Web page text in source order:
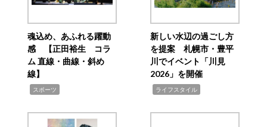
魂込め、あふれる躍動
感 【正田裕生 コラ
ム 直線・曲線・斜め
線】
スポーツ
新しい水辺の過ごし方
を提案 札幌市・豊平
川でイベント「川見
2026」を開催
ライフスタイル